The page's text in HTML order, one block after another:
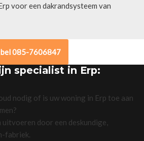
voor een dakrandsysteem van
bel 085-7606847
specialist in Erp:
nodig of is uw woning in Erp toe aan
uitvoeren door een deskundige,
fabriek.